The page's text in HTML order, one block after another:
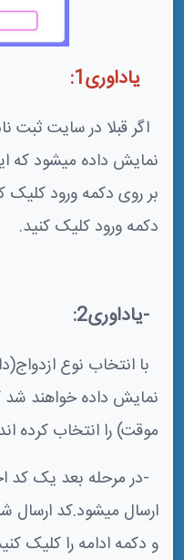
یاداوری1:
اگر قبلا در سایت ثبت
نمایش داده میشود که
بر روی دکمه ورود کلیک
دکمه ورود کلیک کنید.
-یاداوری2:
با انتخاب نوع
نمایش داده خواهند شد
موقت) را انتخاب کرده
-در مرحله بعد یک کد
ارسال میشود.کد ارسال
و دکمه ادامه را کلیک